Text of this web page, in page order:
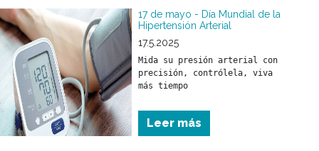
fundamental para salvar vidas
y mejorar la calidad de vida
17 de mayo - Día Mundial de la
Hipertensión Arterial
17.5.2025
Mida su presión arterial con
precisión, contrólela, viva
más tiempo
Leer más